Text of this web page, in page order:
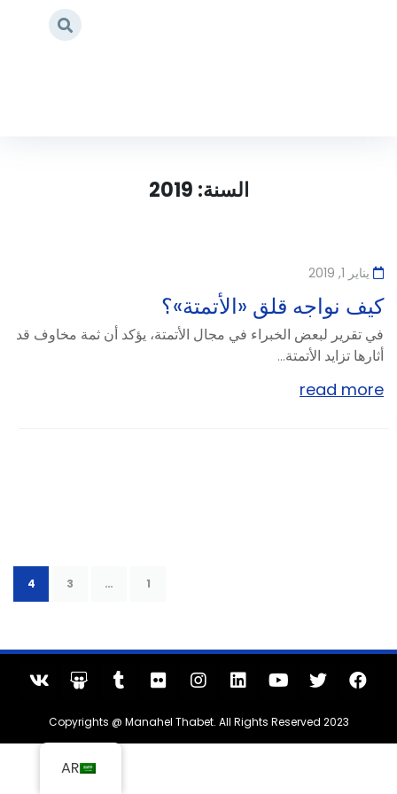
السنة: 2019
يناير 1, 2019
كيف نواجه قلق «الأتمتة»؟
في تقرير لبعض الخبراء في مجال الأتمتة، يؤكد أن ثمة مخاوف قد
أثارها تزايد الأتمتة...
read more
1
…
3
4
Copyrights @ Manahel Thabet. All Rights Reserved 2023
AR